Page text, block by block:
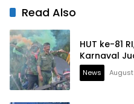
LainRead Also
HUT ke-81
Karnaval
News